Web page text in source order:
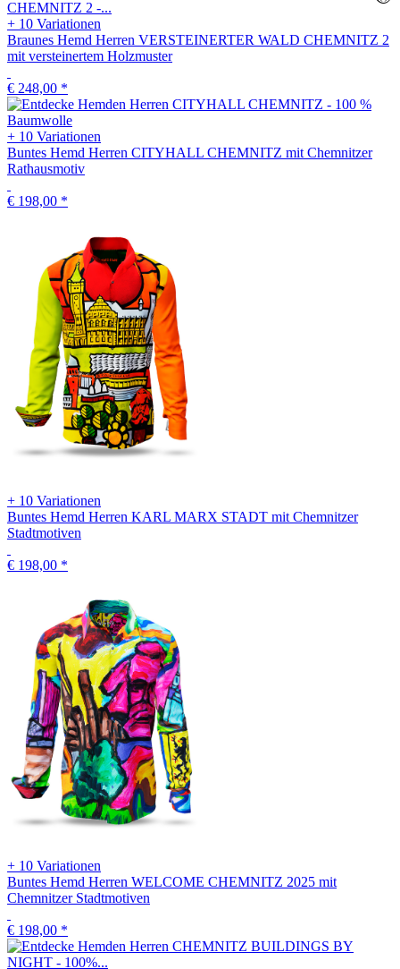
+ 10 Variationen
Braunes Hemd Herren VERSTEINERTER WALD CHEMNITZ 2
mit versteinertem Holzmuster
€ 248,00 *
+ 10 Variationen
Buntes Hemd Herren CITYHALL CHEMNITZ mit Chemnitzer
Rathausmotiv
€ 198,00 *
+ 10 Variationen
Buntes Hemd Herren KARL MARX STADT mit Chemnitzer
Stadtmotiven
€ 198,00 *
+ 10 Variationen
Buntes Hemd Herren WELCOME CHEMNITZ 2025 mit
Chemnitzer Stadtmotiven
€ 198,00 *